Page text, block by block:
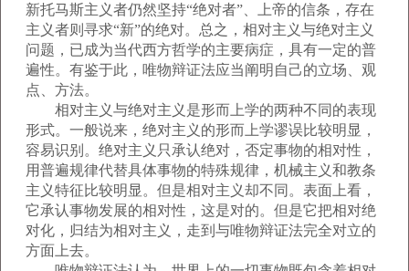
新托马斯主义者仍然坚持“绝对者”、上帝的信条，存在
主义者则寻求“新”的绝对。总之，相对主义与绝对主义
问题，已成为当代西方哲学的主要病症，具有一定的普
遍性。有鉴于此，唯物辩证法应当阐明自己的立场、观
点、方法。
相对主义与绝对主义是形而上学的两种不同的表现
形式。一般说来，绝对主义的形而上学谬误比较明显，
容易识别。绝对主义只承认绝对，否定事物的相对性，
用普遍规律代替具体事物的特殊规律，机械主义和教条
主义特征比较明显。但是相对主义却不同。表面上看，
它承认事物发展的相对性，这是对的。但是它把相对绝
对化，归结为相对主义，走到与唯物辩证法完全对立的
方面上去。